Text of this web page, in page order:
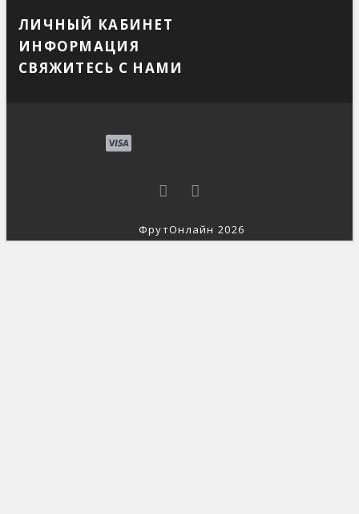
ЛИЧНЫЙ КАБИНЕТ
ИНФОРМАЦИЯ
СВЯЖИТЕСЬ С НАМИ
ФрутОнлайн 2026